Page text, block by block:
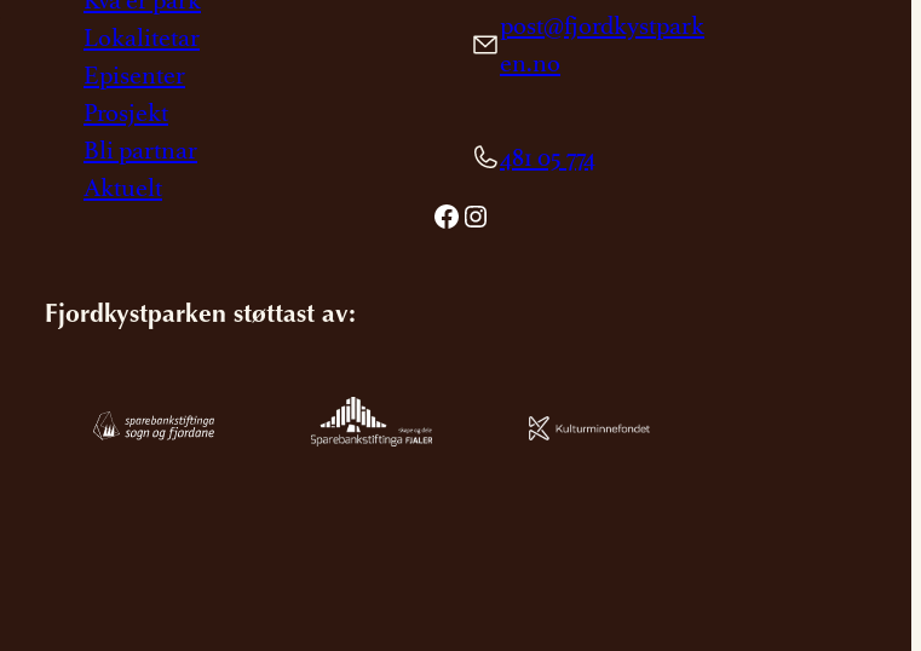
Lokalitetar
Episenter
Prosjekt
Bli partnar
Aktuelt
post@fjordkystpark
en.no
481 05 774
Facebook Instagram
Fjordkystparken støttast av: